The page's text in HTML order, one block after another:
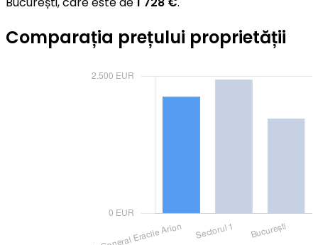
Comparația prețului proprietății